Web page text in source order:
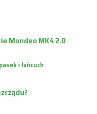
Mondeo MK4 2.0
i łańcuch